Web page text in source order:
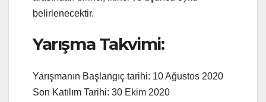
belirlenecektir.
Yarışma Takvimi:
Yarışmanın Başlangıç tarihi: 10 Ağustos 2020
Son Katılım Tarihi: 30 Ekim 2020